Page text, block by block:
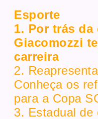
Esporte
1. Por trás da
Giacomozzi
carreira
2.
Conheça os
para a Copa
3. Estadual de